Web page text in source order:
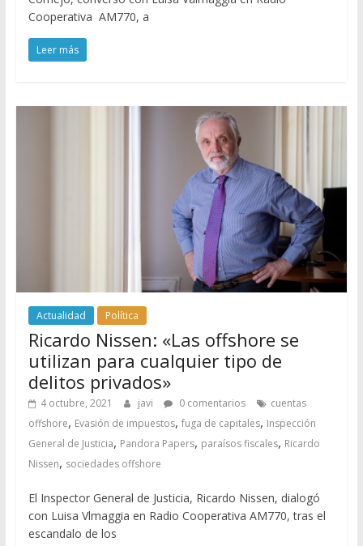
Cooperativa AM770, a
Leer más
Actualidad Política
Ricardo Nissen: «Las offshore se
utilizan para cualquier tipo de
delitos privados»
4 octubre, 2021 javi 0 comentarios
cuentas
offshore, Evasión de impuestos, fuga de capitales, Inspección
General de Justicia, Pandora Papers, paraísos fiscales, Ricardo
Nissen, sociedades offshore
El Inspector General de Justicia, Ricardo Nissen, dialogó
con Luisa Vlmaggia en Radio Cooperativa AM770, tras el
escandalo de los